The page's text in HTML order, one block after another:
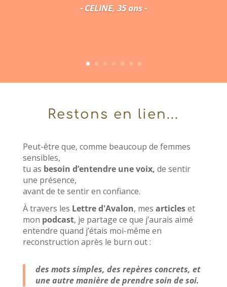
- CELINE, 35 ans -
Restons en lien...
Peut-être que, comme beaucoup de femmes
sensibles,
tu as besoin d’entendre une voix, de sentir
une présence,
avant de te sentir en confiance.
À travers les Lettre d'Avalon, mes articleset
mon podcast, je partage ce que j’aurais aimé
entendre quand j’étais moi-même en
reconstruction après le burn out :
des mots simples, des repères concrets, et
une autre manière de prendre soin de soi.